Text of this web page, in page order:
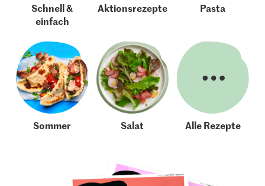
Schnell &
einfach
Aktionsrezepte Pasta
Sommer Salat Alle Rezepte